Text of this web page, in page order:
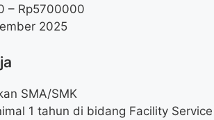
– Rp5700000
2025
SMA/SMK
1 tahun di bidang Facility Service